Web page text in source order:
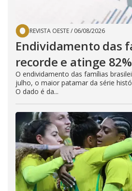
REVISTA OESTE/ 06/08/2026
Endividamento das
recorde e atinge
O endividamento das famílias
julho, o maior patamar da série
O dado é da...